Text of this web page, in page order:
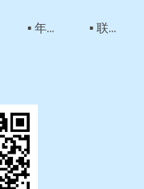
▪ 年检结论 ▪ 联系我们